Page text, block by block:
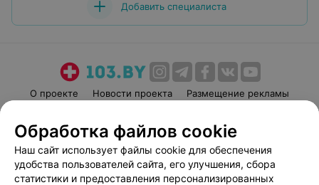
Добавить специалиста
О проекте Новости проекта
Размещение рекламы
Пользовательское соглашение
Способы оплаты
Вакансии
Партнеры
Написать руководителю 103.by
Обработка файлов cookie
Наш сайт использует файлы cookie для обеспечения
удобства пользователей сайта, его улучшения, сбора
статистики и предоставления персонализированных